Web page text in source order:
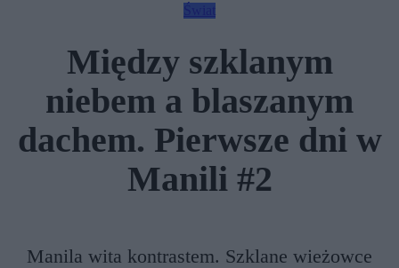
Między szklanym
niebem a blaszanym
dachem. Pierwsze dni w
Manili #2
Manila wita kontrastem. Szklane wieżowce